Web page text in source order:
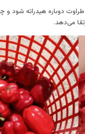
دوباره هیدراته شود و
می‌دهد.